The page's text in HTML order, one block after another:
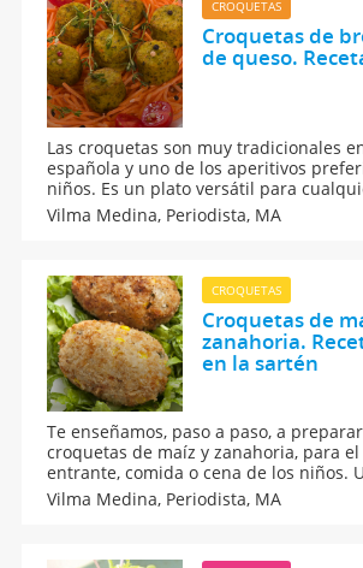
CROQUETAS
Croquetas de
de queso.
Las croquetas son muy tradicionales
española y uno de los aperitivos
niños. Es un plato versátil para
Guiainfantil.com te enseñamos a
de brócoli y queso. ¿Qué más podemos
Vilma Medina, Periodista, MA
CROQUETAS
Croquetas de
zanahoria.
en la sartén
Te enseñamos, paso a paso, a
croquetas de maíz y zanahoria, para
entrante, comida o cena de los niños.
y sencilla de elaborar. Una mezcla
sorprender a todos.
Vilma Medina, Periodista, MA